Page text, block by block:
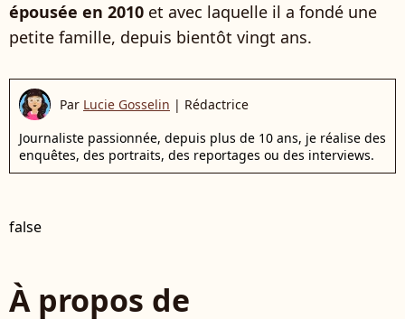
épousée en 2010 et avec laquelle il a fondé une
petite famille, depuis bientôt vingt ans.
Par Lucie Gosselin | Rédactrice
Journaliste passionnée, depuis plus de 10 ans, je réalise des
enquêtes, des portraits, des reportages ou des interviews.
false
À propos de